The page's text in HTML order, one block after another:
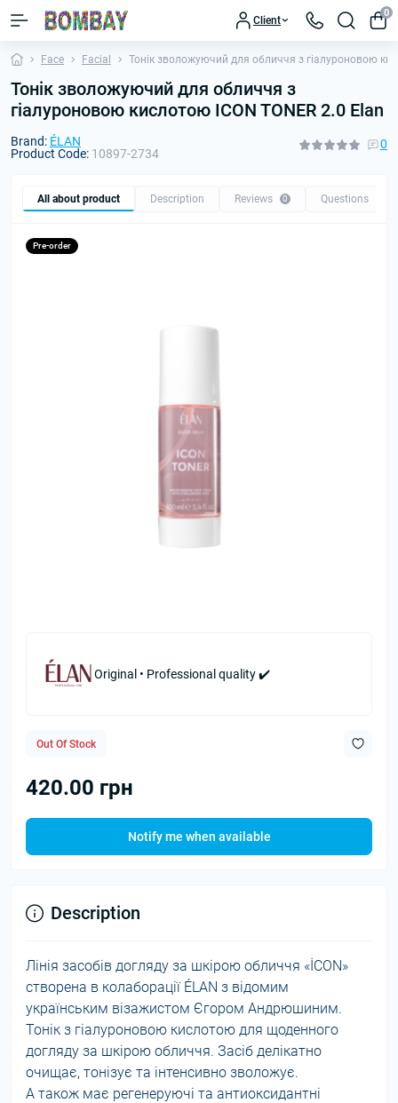
Client
0
Face Facial Тонік зволожуючий для обличчя з гіалуроновою
Тонік зволожуючий для обличчя з
гіалуроновою кислотою ICON TONER 2.0 Elan
Brand: ÉLAN
Product Code: 10897-2734
0
All about product Description Reviews 0 Questions
Pre-order
Original • Professional quality ✔️
Out Of Stock
420.00 грн
Notify me when available
Description
Лінія засобів догляду за шкірою обличчя «İCON»
створена в колаборації ÉLAN з відомим
українським візажистом Єгором Андрюшиним.
Тонік з гіалуроновою кислотою для щоденного
догляду за шкірою обличчя. Засіб делікатно
очищає, тонізує та інтенсивно зволожує.
А також має регенеруючі та антиоксидантні